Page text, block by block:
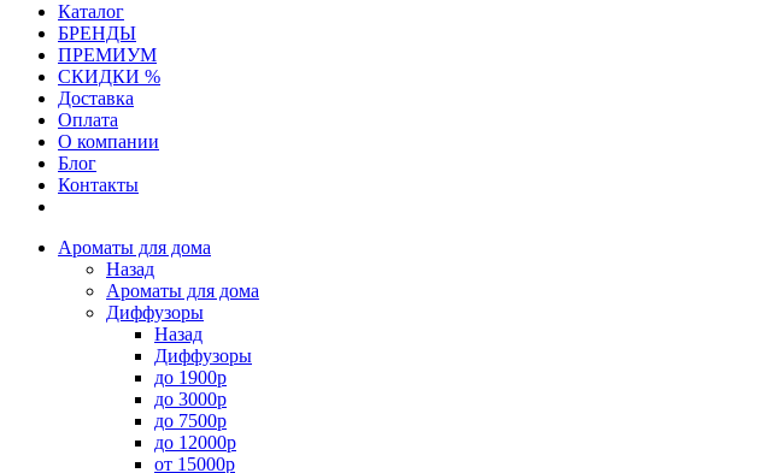
Каталог
БРЕНДЫ
ПРЕМИУМ
СКИДКИ %
Доставка
Оплата
О компании
Блог
Контакты
Ароматы для дома
Назад
Ароматы для дома
Диффузоры
Назад
Диффузоры
до 1900р
до 3000р
до 7500р
до 12000р
от 15000р